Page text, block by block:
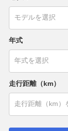
年式
走行距離（km）